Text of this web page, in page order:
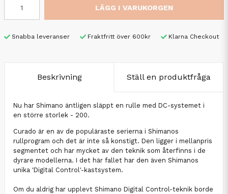
LÄGG I VARUKORGEN
Snabba leveranser Fraktfritt över 600kr Klarna Checkout
Beskrivning Ställ en produktfråga
Nu har Shimano äntligen släppt en rulle med DC-systemet i
en större storlek - 200.
Curado är en av de populäraste serierna i Shimanos
rullprogram och det är inte så konstigt. Den ligger i mellanpris
segmentet och har mycket av den teknik som återfinns i de
dyrare modellerna. I det här fallet har den även Shimanos
unika 'Digital Control'-kastsystem.
Om du aldrig har upplevt Shimano Digital Control-teknik borde